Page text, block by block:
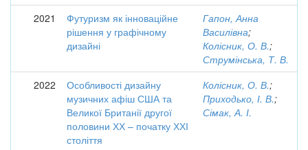
2021
Футуризм як інноваційне
рішення у графічному
дизайні
Гапон, Анна
Василівна;
Колісник, О. В.;
Струмінська, Т. В.
2022
Особливості дизайну
музичних афіш США та
Великої Британії другої
половини ХХ – початку ХХІ
століття
Колісник, О. В.;
Приходько, І. В.;
Сімак, А. І.